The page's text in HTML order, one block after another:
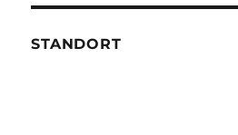
STANDORT